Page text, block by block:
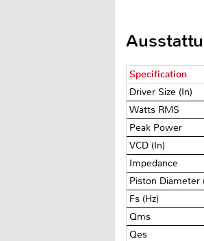
Specification
Driver Size (In)
Watts RMS
Peak Power
VCD (In)
Impedance
Piston Diameter
Fs (Hz)
Qms
Qes